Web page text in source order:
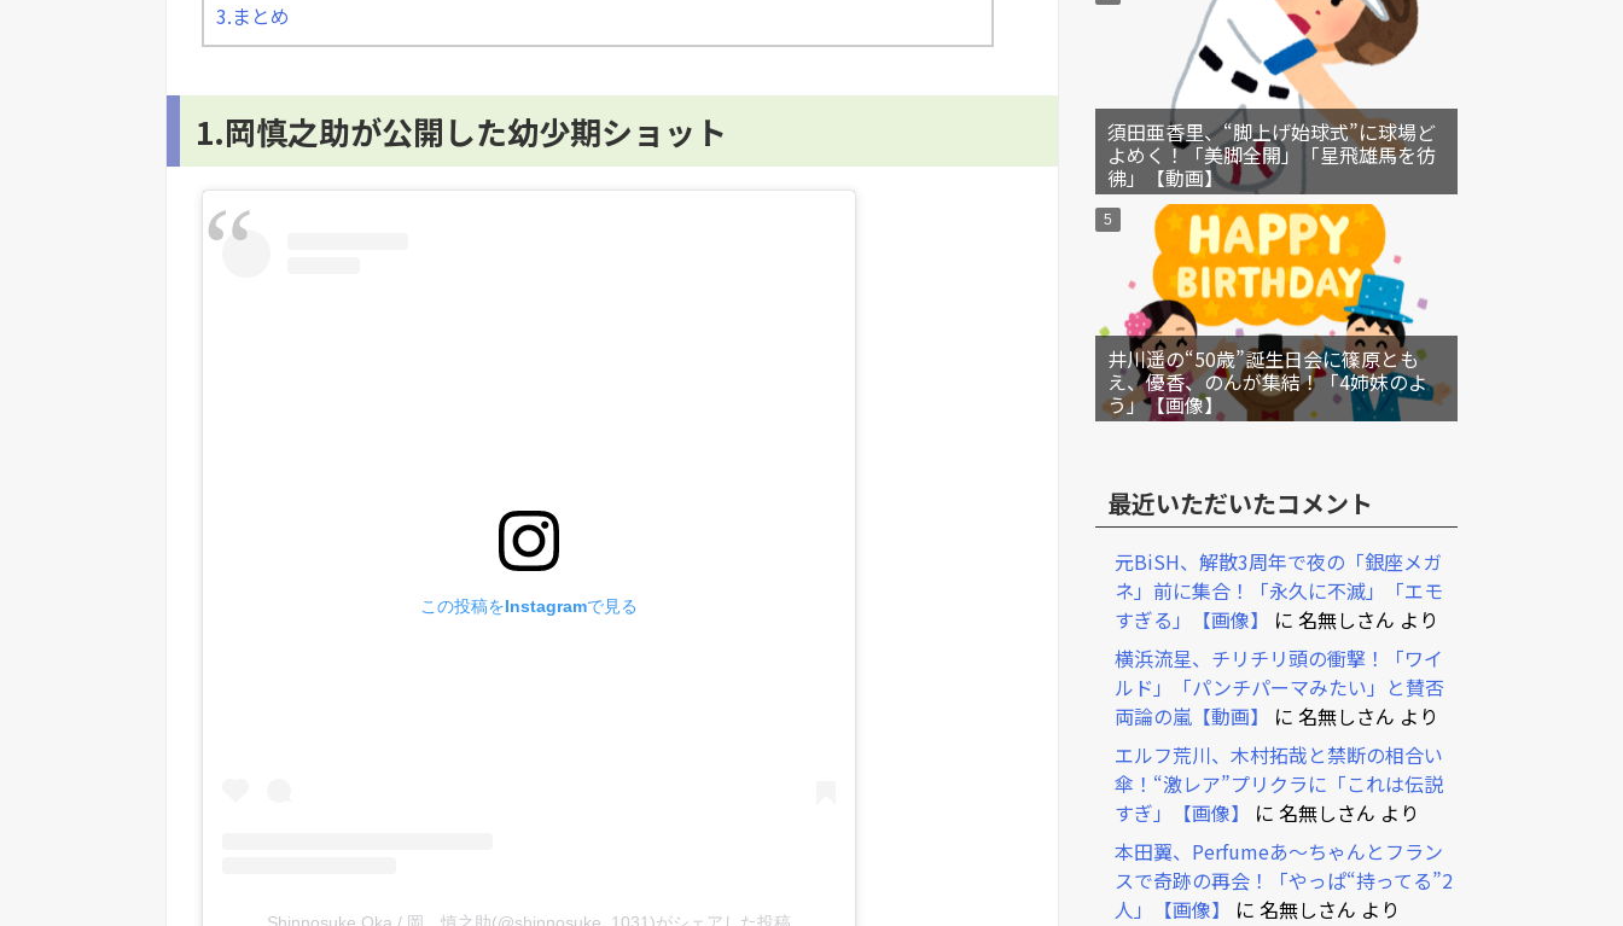
3.まとめ
1.岡慎之助が公開した幼少期ショット
この投稿をInstagramで見る
Shinnosuke Oka / 岡 慎之助(@shinnosuke_1031)がシェアした投稿
須田亜香里、“脚上げ始球式”に球場ど
よめく！「美脚全開」「星飛雄馬を彷
彿」【動画】
井川遥の“50歳”誕生日会に篠原とも
え、優香、のんが集結！「4姉妹のよ
う」【画像】
最近いただいたコメント
元BiSH、解散3周年で夜の「銀座メガ
ネ」前に集合！「永久に不滅」「エモ
すぎる」【画像】
に 名無しさん より
横浜流星、チリチリ頭の衝撃！「ワイ
ルド」「パンチパーマみたい」と賛否
両論の嵐【動画】
に 名無しさん より
エルフ荒川、木村拓哉と禁断の相合い
傘！“激レア”プリクラに「これは伝説
すぎ」【画像】
に 名無しさん より
本田翼、Perfumeあ～ちゃんとフラン
スで奇跡の再会！「やっぱ“持ってる”2
人」【画像】
に 名無しさん より